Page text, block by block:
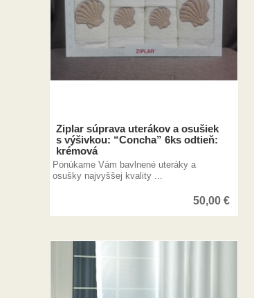
Ziplar súprava uterákov a osušiek
s výšivkou: “Concha” 6ks odtieň:
krémová
Ponúkame Vám bavlnené uteráky a
osušky najvyššej kvality ...
50,00€